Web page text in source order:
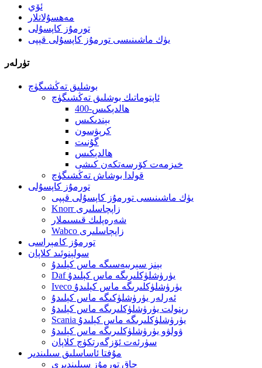
ئۆي
مەھسۇلاتلار
تورمۇز كاپسۇلى
يۈك ماشىنىسى تورمۇز كاپسۇلى قېپى
تۈرلەر
بوشلىق تەڭشىگۈچ
ئاپتوماتىك بوشلىق تەڭشىگۈچ
400-ھالدېكىس
بېندىكىس
كرېۋسون
گۇنىت
ھالدېكىس
خىزمەت كۆرسەتكەن كىشى
قولدا بوشاش تەڭشىگۈچ
تورمۇز كاپسۇلى
يۈك ماشىنىسى تورمۇز كاپسۇلى قېپى
Knorr زاپچاسلىرى
شەرەپلىك قىسىملار
Wabco زاپچاسلىرى
تورمۇز كامېراسى
سولېنوئىد كلاپان
بېنز سېرىيەسىگە ماس كېلىدۇ
Daf يۈرۈشلۈكلىرىگە ماس كېلىدۇ
Iveco يۈرۈشلۈكلىرىگە ماس كېلىدۇ
ئەرلەر يۈرۈشلۈكىگە ماس كېلىدۇ
رېنولت يۈرۈشلۈكلىرىگە ماس كېلىدۇ
Scania يۈرۈشلۈكلىرىگە ماس كېلىدۇ
ۋولۋو يۈرۈشلۈكلىرىگە ماس كېلىدۇ
سۈرئەت ئۆزگەرتكۈچ كلاپان
مۇفتا ئاساسلىق سىلىندىر
چاق تورمۇز سىلىندىرى